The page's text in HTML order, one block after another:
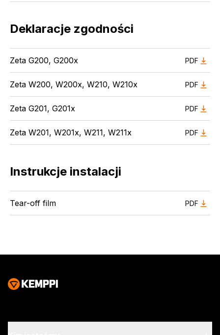
Deklaracje zgodności
Zeta G200, G200x PDF
Zeta W200, W200x, W210, W210x PDF
Zeta G201, G201x PDF
Zeta W201, W201x, W211, W211x PDF
Instrukcje instalacji
Tear-off film PDF